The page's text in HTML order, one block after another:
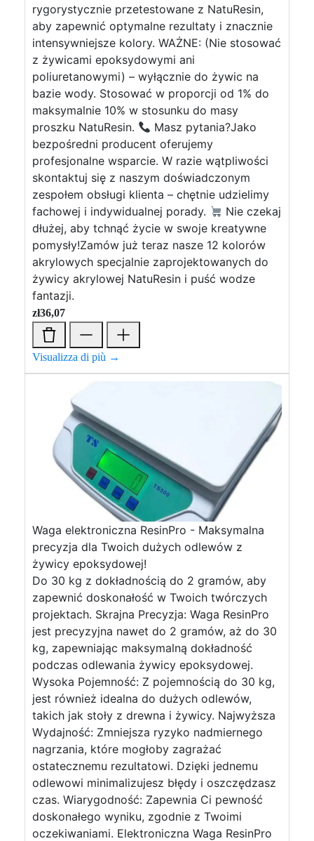
rygorystycznie przetestowane z NatuResin,
aby zapewnić optymalne rezultaty i znacznie
intensywniejsze kolory. WAŻNE: (Nie stosować
z żywicami epoksydowymi ani
poliuretanowymi) – wyłącznie do żywic na
bazie wody. Stosować w proporcji od 1% do
maksymalnie 10% w stosunku do masy
proszku NatuResin.
Masz pytania?Jako
bezpośredni producent oferujemy
profesjonalne wsparcie. W razie wątpliwości
skontaktuj się z naszym doświadczonym
zespołem obsługi klienta – chętnie udzielimy
fachowej i indywidualnej porady.
Nie czekaj
dłużej, aby tchnąć życie w swoje kreatywne
pomysły!Zamów już teraz nasze 12 kolorów
akrylowych specjalnie zaprojektowanych do
żywicy akrylowej NatuResin i puść wodze
fantazji.
zł36,07
Visualizza di più →
Waga elektroniczna ResinPro - Maksymalna
precyzja dla Twoich dużych odlewów z
żywicy epoksydowej!
Do 30 kg z dokładnością do 2 gramów, aby
zapewnić doskonałość w Twoich twórczych
projektach. Skrajna Precyzja: Waga ResinPro
jest precyzyjna nawet do 2 gramów, aż do 30
kg, zapewniając maksymalną dokładność
podczas odlewania żywicy epoksydowej.
Wysoka Pojemność: Z pojemnością do 30 kg,
jest również idealna do dużych odlewów,
takich jak stoły z drewna i żywicy. Najwyższa
Wydajność: Zmniejsza ryzyko nadmiernego
nagrzania, które mogłoby zagrażać
ostatecznemu rezultatowi. Dzięki jednemu
odlewowi minimalizujesz błędy i oszczędzasz
czas. Wiarygodność: Zapewnia Ci pewność
doskonałego wyniku, zgodnie z Twoimi
oczekiwaniami. Elektroniczna Waga ResinPro